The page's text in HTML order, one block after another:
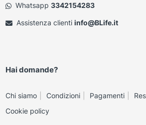
Whatsapp 3342154283
Assistenza clienti info@BLife.it
Hai domande?
Chi siamo Condizioni Pagamenti
Cookie policy